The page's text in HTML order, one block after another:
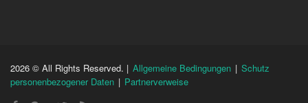
2026 © All Rights Reserved. | Allgemeine Bedingungen | Schutz
personenbezogener Daten | Partnerverweise